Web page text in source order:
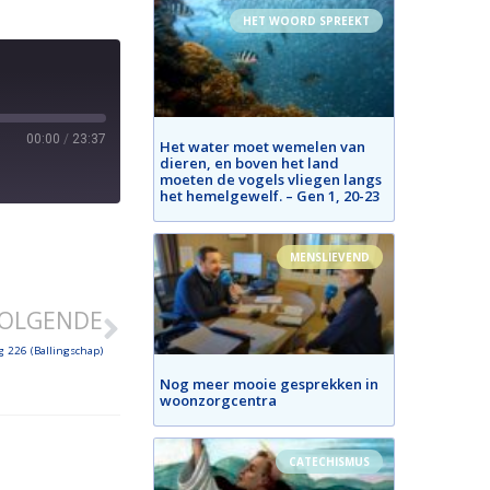
00:00 / 23:37
226 (Ballingschap)
HET WOORD SPREEKT
Het water moet wemelen van
dieren, en boven het land
moeten de vogels vliegen langs
het hemelgewelf. – Gen 1, 20-23
MENSLIEVEND
Nog meer mooie gesprekken in
woonzorgcentra
CATECHISMUS